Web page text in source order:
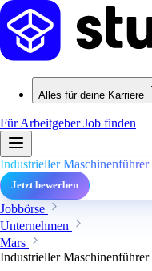
Alles für deine Karriere
Für ArbeitgeberJob finden
Industrieller
Jetzt bewerben
Jobbörse
Unternehmen
Mars
Industrieller